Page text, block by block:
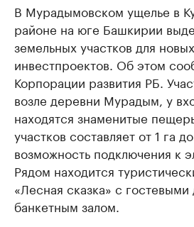
В Мурадымовском ущелье в
районе на юге Башкирии
земельных участков для
инвестпроектов. Об этом
Корпорации развития РБ.
возле деревни Мурадым, у
находятся знаменитые
участков составляет от 1 га
возможность подключения к
Рядом находится
«Лесная сказка» с
банкетным залом.